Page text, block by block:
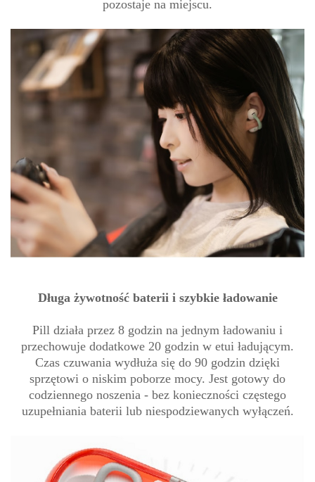
pozostaje na miejscu.
Długa żywotność baterii i szybkie ładowanie
Pill działa przez 8 godzin na jednym ładowaniu i
przechowuje dodatkowe 20 godzin w etui ładującym.
Czas czuwania wydłuża się do 90 godzin dzięki
sprzętowi o niskim poborze mocy. Jest gotowy do
codziennego noszenia - bez konieczności częstego
uzupełniania baterii lub niespodziewanych wyłączeń.